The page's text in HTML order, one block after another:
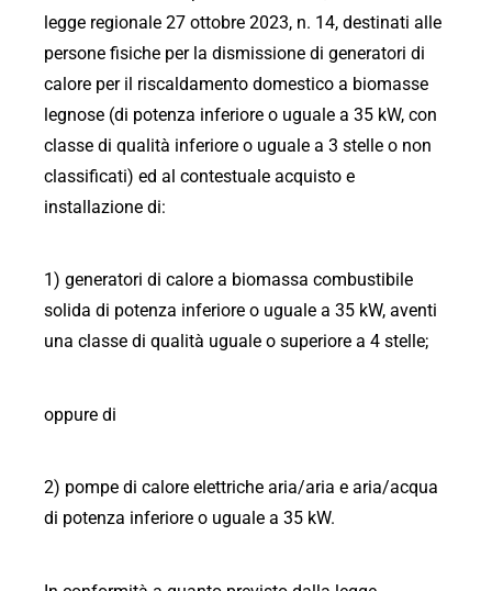
legge regionale 27 ottobre 2023, n. 14, destinati alle
persone fisiche per la dismissione di generatori di
calore per il riscaldamento domestico a biomasse
legnose (di potenza inferiore o uguale a 35 kW, con
classe di qualità inferiore o uguale a 3 stelle o non
classificati) ed al contestuale acquisto e
installazione di:
1) generatori di calore a biomassa combustibile
solida di potenza inferiore o uguale a 35 kW, aventi
una classe di qualità uguale o superiore a 4 stelle;
oppure di
2) pompe di calore elettriche aria/aria e aria/acqua
di potenza inferiore o uguale a 35 kW.